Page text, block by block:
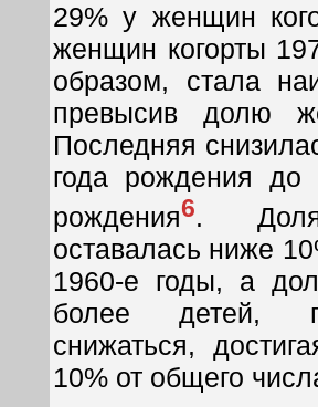
29% у женщин
женщин когорты
образом, стала
превысив долю
Последняя
года рождения до
рождения6. Доля
оставалась ниже
1960-е годы, а
более детей,
снижаться,
10% от общего